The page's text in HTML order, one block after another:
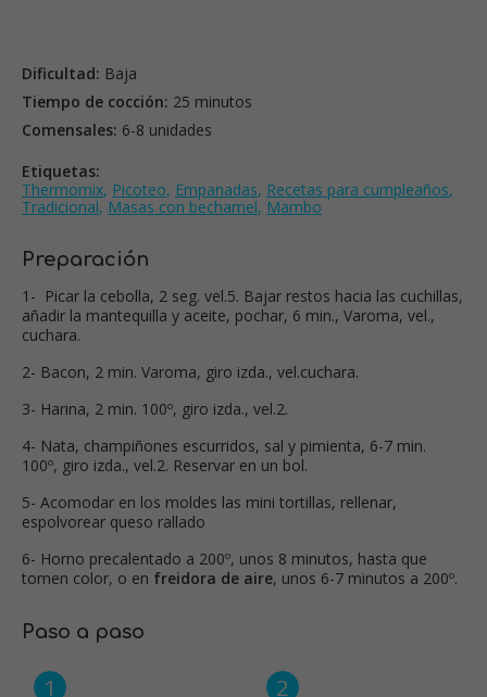
Dificultad: Baja
Tiempo de cocción: 25 minutos
Comensales: 6-8 unidades
Etiquetas:
Thermomix, Picoteo, Empanadas, Recetas para cumpleaños,
Tradicional, Masas con bechamel, Mambo
Preparación
1- Picar la cebolla, 2 seg. vel.5. Bajar restos hacia las cuchillas,
añadir la mantequilla y aceite, pochar, 6 min., Varoma, vel.,
cuchara.
2- Bacon, 2 min. Varoma, giro izda., vel.cuchara.
3- Harina, 2 min. 100º, giro izda., vel.2.
4- Nata, champiñones escurridos, sal y pimienta, 6-7 min.
100º, giro izda., vel.2. Reservar en un bol.
5- Acomodar en los moldes las mini tortillas, rellenar,
espolvorear queso rallado
6- Horno precalentado a 200º, unos 8 minutos, hasta que
tomen color, o en freidora de aire, unos 6-7 minutos a 200º.
Paso a paso